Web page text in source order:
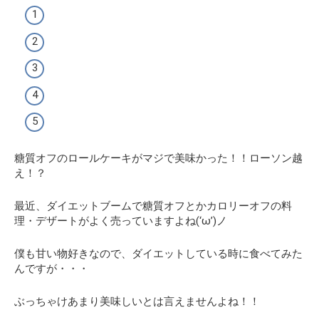
糖質オフのロールケーキがマジで美味かった！！ローソン越
え！？
最近、ダイエットブームで糖質オフとかカロリーオフの料
理・デザートがよく売っていますよね(‘ω’)ノ
僕も甘い物好きなので、ダイエットしている時に食べてみた
んですが・・・
ぶっちゃけあまり美味しいとは言えませんよね！！